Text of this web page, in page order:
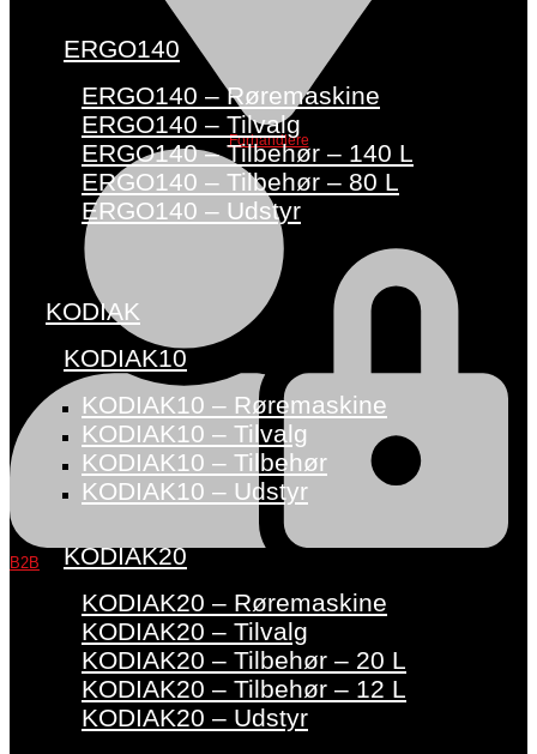
Forhandlere
B2B
ERGO140
ERGO140 – Røremaskine
ERGO140 – Tilvalg
ERGO140 – Tilbehør – 140 L
ERGO140 – Tilbehør – 80 L
ERGO140 – Udstyr
KODIAK
KODIAK10
KODIAK10 – Røremaskine
KODIAK10 – Tilvalg
KODIAK10 – Tilbehør
KODIAK10 – Udstyr
KODIAK20
KODIAK20 – Røremaskine
KODIAK20 – Tilvalg
KODIAK20 – Tilbehør – 20 L
KODIAK20 – Tilbehør – 12 L
KODIAK20 – Udstyr